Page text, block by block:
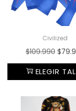
Civilized
$109.990 $
ELEGIR